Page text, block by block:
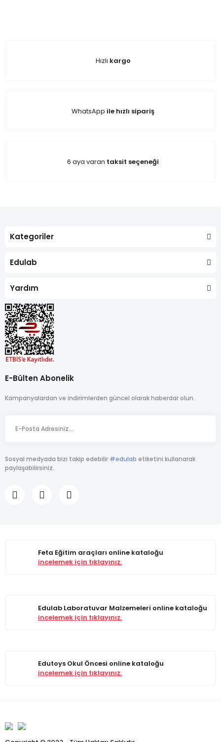
Hızlı kargo
WhatsApp ile hızlı sipariş
6 aya varan taksit seçeneği
Kategoriler
Edulab
Yardım
E-Bülten Abonelik
Kampanyalardan ve indirimlerden güncel olarak haberdar olun.
Sosyal medyada bizi takip edebilir #edulab etiketini kullanarak
paylaşabilirsiniz.
Feta Eğitim araçları online kataloğu
incelemek için tıklayınız.
Edulab Laboratuvar Malzemeleri online kataloğu
incelemek için tıklayınız.
Edutoys Okul Öncesi online kataloğu
incelemek için tıklayınız.